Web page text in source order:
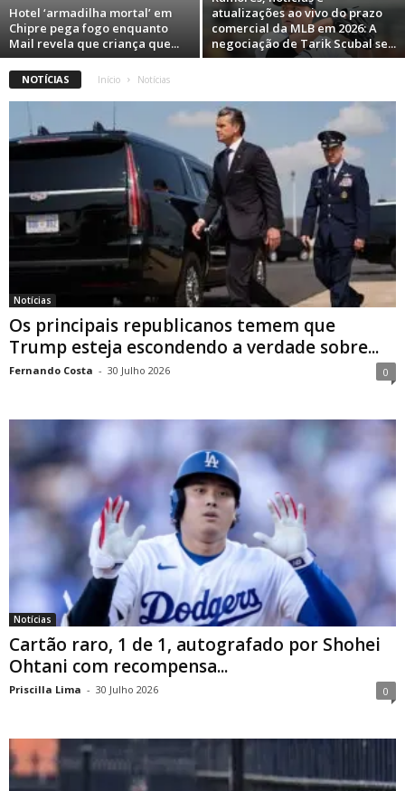
Hotel ‘armadilha mortal’ em
Chipre pega fogo enquanto
Mail revela que criança que...
atualizações ao vivo do prazo
comercial da MLB em 2026: A
negociação de Tarik Scubal se...
NOTÍCIAS Início Notícias
Notícias
Os principais republicanos temem que
Trump esteja escondendo a verdade sobre...
Fernando Costa - 30 Julho 2026 0
Notícias
Cartão raro, 1 de 1, autografado por Shohei
Ohtani com recompensa...
Priscilla Lima - 30 Julho 2026 0